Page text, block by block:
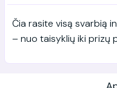
Čia rasite visą svarbią
– nuo taisyklių iki prizų